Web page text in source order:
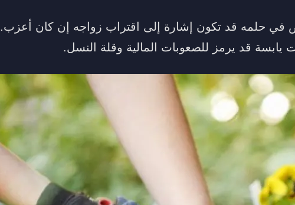
حلمه قد تكون إشارة إلى اقتراب زواجه إن كان أعزب.
يابسة قد يرمز للصعوبات المالية وقلة النسل.